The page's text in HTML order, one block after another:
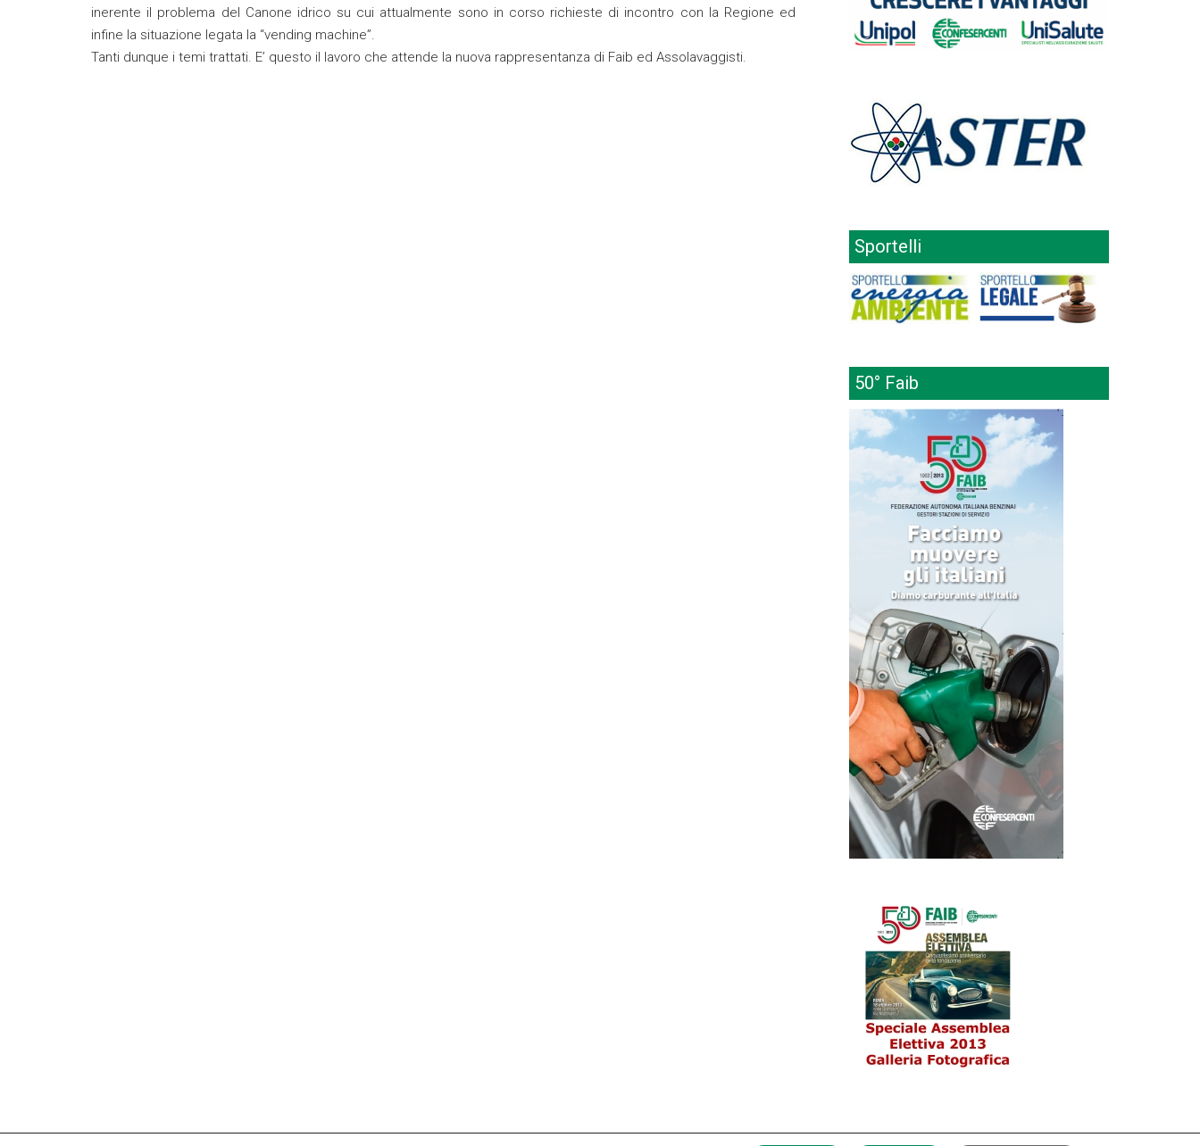
inerente il problema del Canone idrico su cui attualmente sono in corso richieste di incontro con la Regione ed
infine la situazione legata la “vending machine”.
Tanti dunque i temi trattati. E’ questo il lavoro che attende la nuova rappresentanza di Faib ed Assolavaggisti.
Sportelli
50° Faib